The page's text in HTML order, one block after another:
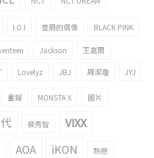
I.O.I 壹周的偶像 BLACK PINK
Jackson 王嘉爾
Lovelyz JBJ 周潔瓊 JYJ
畫報 MONSTA X 圖片
裴秀智 VIXX
AOA iKON 熱戀